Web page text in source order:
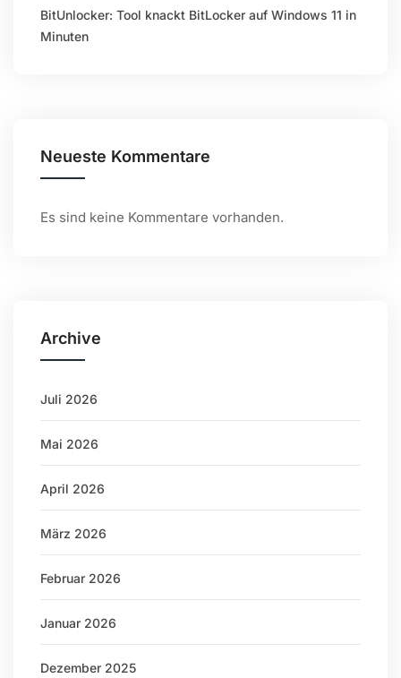
BitUnlocker: Tool knackt BitLocker auf Windows 11 in
Minuten
Neueste Kommentare
Es sind keine Kommentare vorhanden.
Archive
Juli 2026
Mai 2026
April 2026
März 2026
Februar 2026
Januar 2026
Dezember 2025